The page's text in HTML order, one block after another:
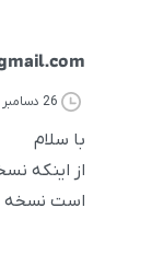
26 دسامبر 2018
با سلام
از اینکه
است نسخه سال 2018 را هم قرار